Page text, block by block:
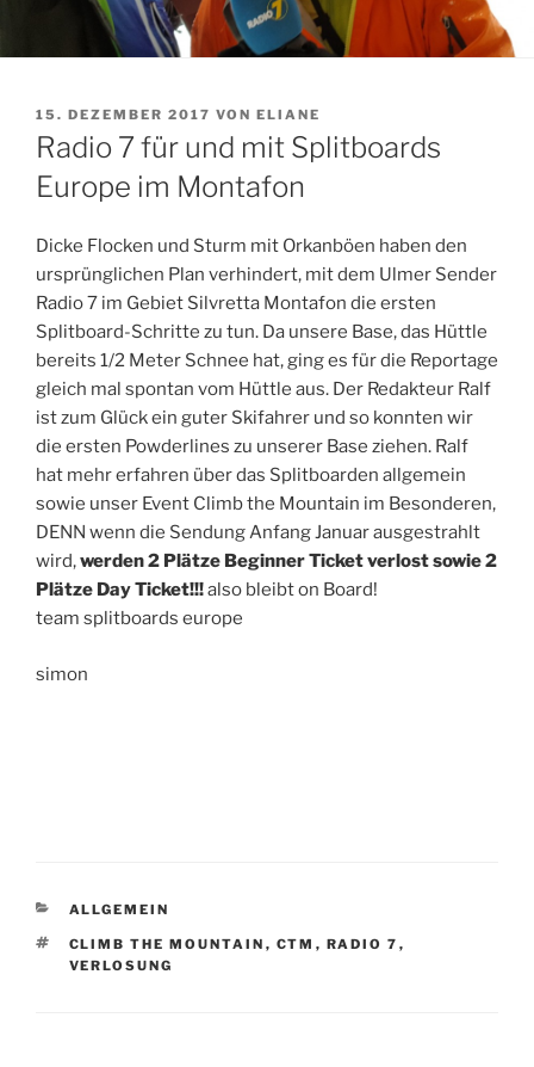
VERÖFFENTLICHT
AM
15. DEZEMBER 2017 VON ELIANE
Radio 7 für und mit Splitboards
Europe im Montafon
Dicke Flocken und Sturm mit Orkanböen haben den
ursprünglichen Plan verhindert, mit dem Ulmer Sender
Radio 7 im Gebiet Silvretta Montafon die ersten
Splitboard-Schritte zu tun. Da unsere Base, das Hüttle
bereits 1/2 Meter Schnee hat, ging es für die Reportage
gleich mal spontan vom Hüttle aus. Der Redakteur Ralf
ist zum Glück ein guter Skifahrer und so konnten wir
die ersten Powderlines zu unserer Base ziehen. Ralf
hat mehr erfahren über das Splitboarden allgemein
sowie unser Event Climb the Mountain im Besonderen,
DENN wenn die Sendung Anfang Januar ausgestrahlt
wird,werden 2 Plätze Beginner Ticket verlost sowie 2
Plätze Day Ticket!!!also bleibt on Board!
team splitboards europe
simon
KATEGORIEN
ALLGEMEIN
SCHLAGWÖRTER
CLIMB THE MOUNTAIN , CTM , RADIO 7 ,
VERLOSUNG